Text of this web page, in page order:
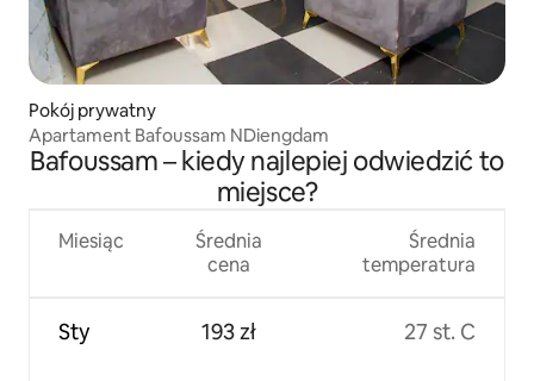
Pokój prywatny
Apartament Bafoussam NDiengdam
Bafoussam – kiedy najlepiej odwiedzić to
miejsce?
Miesiąc
Sty
Średnia
cena
193 zł
Średnia
temperatura
27 st. C